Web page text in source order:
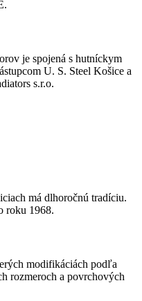
je spojená s hutníckym
U. S. Steel Košice a
s.r.o.
má dlhoročnú tradíciu.
roku 1968.
modifikáciách podľa
rozmeroch a povrchových